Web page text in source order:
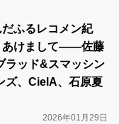
だふるレコメン紀
けまして――佐藤
ラッド&スマッシン
ズ、CielA、石原夏
2026年01月29日